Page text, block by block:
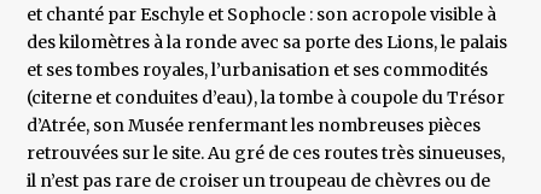
et chanté par Eschyle et Sophocle : son acropole visible à
des kilomètres à la ronde avec sa porte des Lions, le palais
et ses tombes royales, l’urbanisation et ses commodités
(citerne et conduites d’eau), la tombe à coupole du Trésor
d’Atrée, son Musée renfermant les nombreuses pièces
retrouvées sur le site. Au gré de ces routes très sinueuses,
il n’est pas rare de croiser un troupeau de chèvres ou de